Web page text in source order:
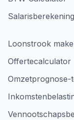
Salarisberekening
Loonstrook
Offertecalculator
Omzetprognose-